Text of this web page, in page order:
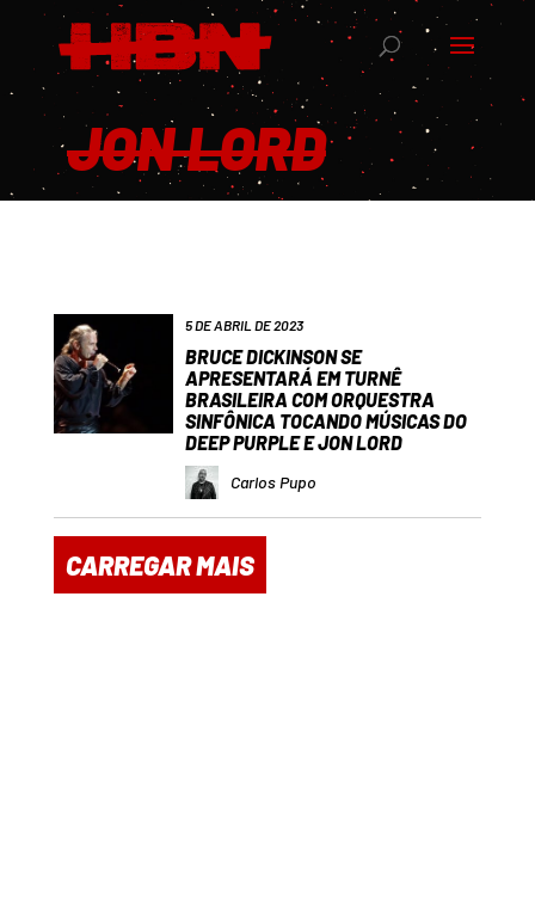
JON LORD
5 DE ABRIL DE 2023
BRUCE DICKINSON SE
APRESENTARÁ EM TURNÊ
BRASILEIRA COM ORQUESTRA
SINFÔNICA TOCANDO MÚSICAS DO
DEEP PURPLE E JON LORD
Carlos Pupo
CARREGAR MAIS